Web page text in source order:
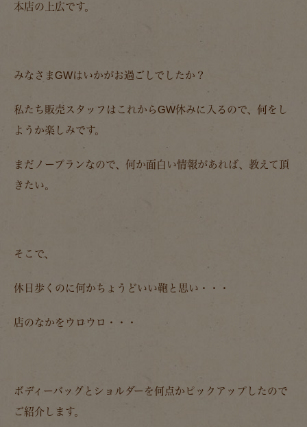
本店の上広です。
みなさまGWはいかがお過ごしでしたか？
私たち販売スタッフはこれからGW休みに入るので、何をし
ようか楽しみです。
まだノープランなので、何か面白い情報があれば、教えて頂
きたい。
そこで、
休日歩くのに何かちょうどいい鞄と思い・・・
店のなかをウロウロ・・・
ボディーバッグとショルダーを何点かピックアップしたので
ご紹介します。